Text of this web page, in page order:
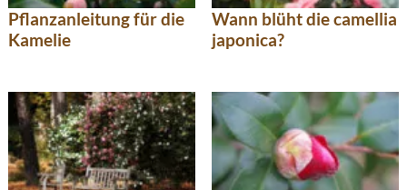
Pflanzanleitung für die
Kamelie
Wann blüht die camellia
japonica?